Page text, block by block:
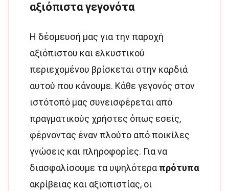
αξιόπιστα γεγονότα
Η δέσμευσή μας για την παροχή
αξιόπιστου και ελκυστικού
περιεχομένου βρίσκεται στην καρδιά
αυτού που κάνουμε. Κάθε γεγονός στον
ιστότοπό μας συνεισφέρεται από
πραγματικούς χρήστες όπως εσείς,
φέρνοντας έναν πλούτο από ποικίλες
γνώσεις και πληροφορίες. Για να
διασφαλίσουμε τα υψηλότερα πρότυπα
ακρίβειας και αξιοπιστίας, οι